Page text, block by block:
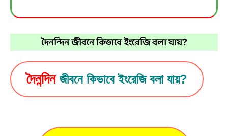
দৈনন্দিন জীবনে কিভাবে ইংরেজি বলা যায়?
দৈনন্দিন জীবনে কিভাবে ইংরেজি বলা যায়?